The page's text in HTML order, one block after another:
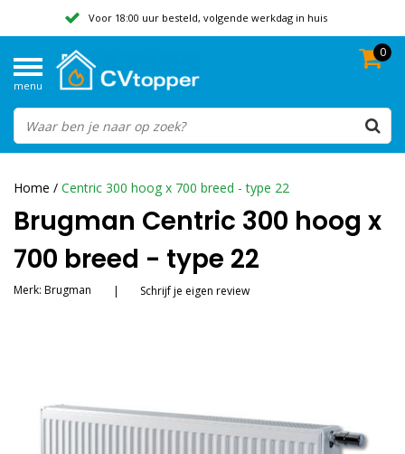
Voor 18:00 uur besteld, volgende werkdag in huis
Beoordeeld met een 9,8
menu
0
Home / Centric 300 hoog x 700 breed - type 22
Brugman Centric 300 hoog x
700 breed - type 22
Merk: Brugman | Schrijf je eigen review